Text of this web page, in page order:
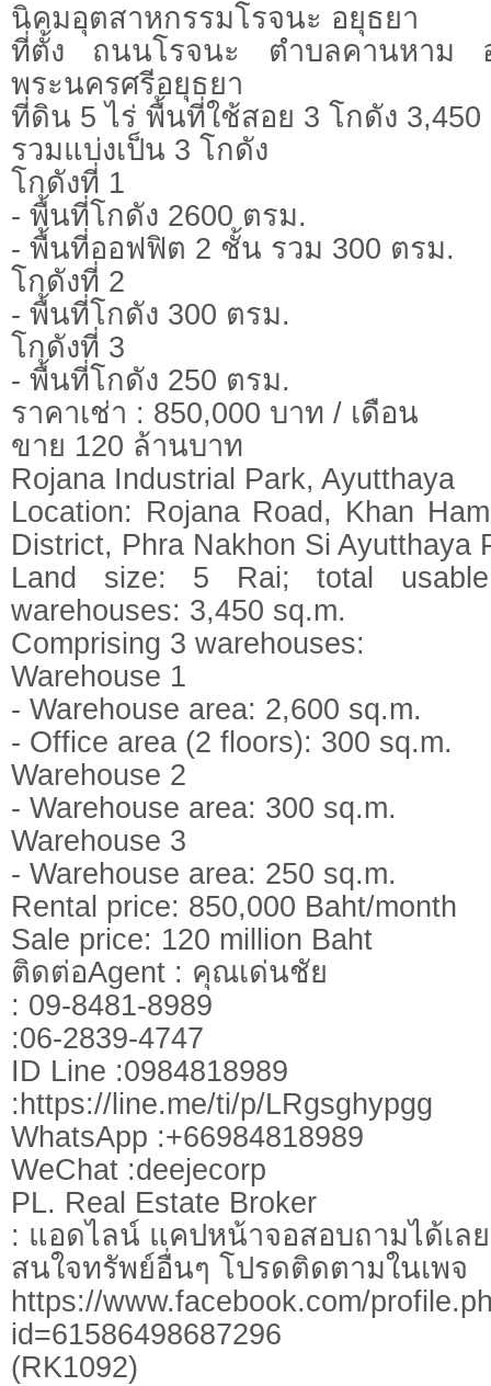
นิคมอุตสาหกรรมโรจนะ อยุธยา
ที่ตั้ง ถนนโรจนะ ตำบลคานหาม
พระนครศรีอยุธยา
ที่ดิน 5 ไร่ พื้นที่ใช้สอย 3 โกดัง 3,450
รวมแบ่งเป็น 3 โกดัง
โกดังที่ 1
- พื้นที่โกดัง 2600 ตรม.
- พื้นที่ออฟฟิต 2 ชั้น รวม 300 ตรม.
โกดังที่ 2
- พื้นที่โกดัง 300 ตรม.
โกดังที่ 3
- พื้นที่โกดัง 250 ตรม.
ราคาเช่า : 850,000 บาท / เดือน
ขาย 120 ล้านบาท
Rojana Industrial Park, Ayutthaya
Location: Rojana Road, Khan
District, Phra Nakhon Si Ayutthaya
Land size: 5 Rai; total
warehouses: 3,450 sq.m.
Comprising 3 warehouses:
Warehouse 1
- Warehouse area: 2,600 sq.m.
- Office area (2 floors): 300 sq.m.
Warehouse 2
- Warehouse area: 300 sq.m.
Warehouse 3
- Warehouse area: 250 sq.m.
Rental price: 850,000 Baht/month
Sale price: 120 million Baht
ติดต่อAgent : คุณเด่นชัย
: 09-8481-8989
:06-2839-4747
ID Line :0984818989
:https://line.me/ti/p/LRgsghypgg
WhatsApp :+66984818989
WeChat :deejecorp
PL. Real Estate Broker
: แอดไลน์ แคปหน้าจอสอบถามได้เล
สนใจทรัพย์อื่นๆ โปรดติดตามในเพจ
https://www.facebook.com/
id=61586498687296
(RK1092)